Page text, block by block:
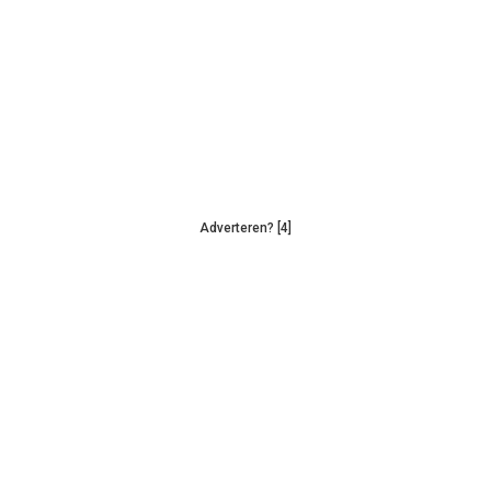
Adverteren? [4]